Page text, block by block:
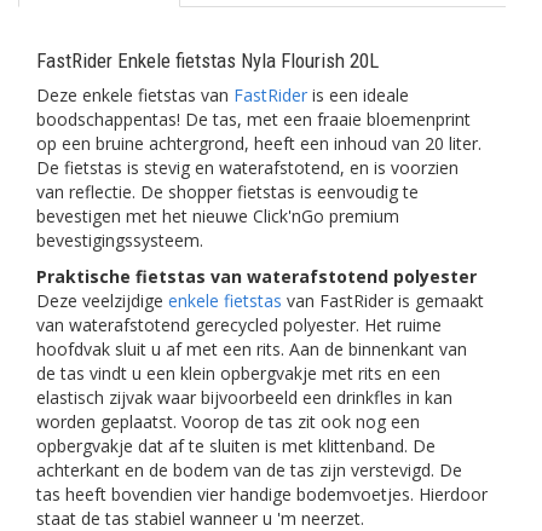
FastRider Enkele fietstas Nyla Flourish 20L
Deze enkele fietstas van FastRider is een ideale
boodschappentas! De tas, met een fraaie bloemenprint
op een bruine achtergrond, heeft een inhoud van 20 liter.
De fietstas is stevig en waterafstotend, en is voorzien
van reflectie. De shopper fietstas is eenvoudig te
bevestigen met het nieuwe Click'nGo premium
bevestigingssysteem.
Praktische fietstas van waterafstotend polyester
Deze veelzijdige enkele fietstas van FastRider is gemaakt
van waterafstotend gerecycled polyester. Het ruime
hoofdvak sluit u af met een rits. Aan de binnenkant van
de tas vindt u een klein opbergvakje met rits en een
elastisch zijvak waar bijvoorbeeld een drinkfles in kan
worden geplaatst. Voorop de tas zit ook nog een
opbergvakje dat af te sluiten is met klittenband. De
achterkant en de bodem van de tas zijn verstevigd. De
tas heeft bovendien vier handige bodemvoetjes. Hierdoor
staat de tas stabiel wanneer u 'm neerzet.